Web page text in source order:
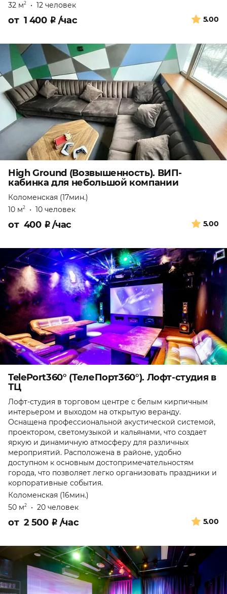
32 м2 • 12 человек
5.00
от 1 400 ₽ /час
High Ground (Возвышенность). ВИП-
кабинка для небольшой компании
Коломенская (17мин.)
10 м2 • 10 человек
5.00
от 400 ₽/час
TelePort360° (ТелеПорт360°). Лофт-студия в
ТЦ
Лофт-студия в торговом центре с белым кирпичным
интерьером и выходом на открытую веранду.
Оснащена профессиональной акустической системой,
проектором, светомузыкой и кальянами, что создает
яркую и динамичную атмосферу для различных
мероприятий. Расположена в районе, удобно
доступном к основным достопримечательностям
города, что позволяет легко организовать праздники и
корпоративные события.
Коломенская (16мин.)
50 м2 • 20 человек
5.00
от 2 500 ₽ /час